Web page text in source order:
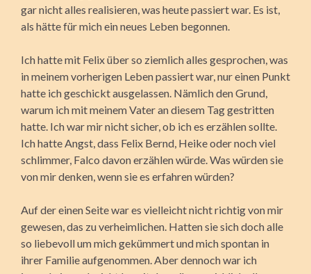
gar nicht alles realisieren, was heute passiert war. Es ist,
als hätte für mich ein neues Leben begonnen.
Ich hatte mit Felix über so ziemlich alles gesprochen, was
in meinem vorherigen Leben passiert war, nur einen Punkt
hatte ich geschickt ausgelassen. Nämlich den Grund,
warum ich mit meinem Vater an diesem Tag gestritten
hatte. Ich war mir nicht sicher, ob ich es erzählen sollte.
Ich hatte Angst, dass Felix Bernd, Heike oder noch viel
schlimmer, Falco davon erzählen würde. Was würden sie
von mir denken, wenn sie es erfahren würden?
Auf der einen Seite war es vielleicht nicht richtig von mir
gewesen, das zu verheimlichen. Hatten sie sich doch alle
so liebevoll um mich gekümmert und mich spontan in
ihrer Familie aufgenommen. Aber dennoch war ich